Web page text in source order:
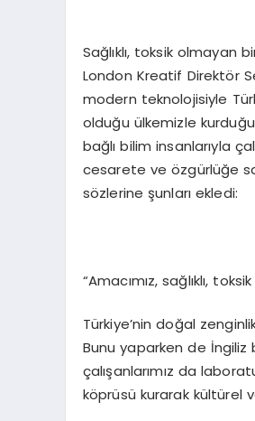
Sağlıklı, toksik olmayan
London Kreatif Direktör
modern teknolojisiyle
olduğu ülkemizle
bağlı bilim insanlarıyla
cesarete ve özgürlüğe
sözlerine şunları ekledi:
“Amacımız, sağlıklı,
Türkiye’nin doğal
Bunu yaparken de İngiliz
çalışanlarımız da
köprüsü kurarak kültürel